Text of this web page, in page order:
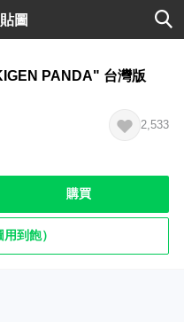
圖
PANDA" 台灣版
2,533
購買
到飽）